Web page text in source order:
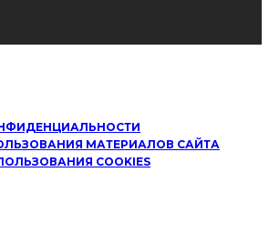
МАТЕРИАЛОВ САЙТА
COOKIES